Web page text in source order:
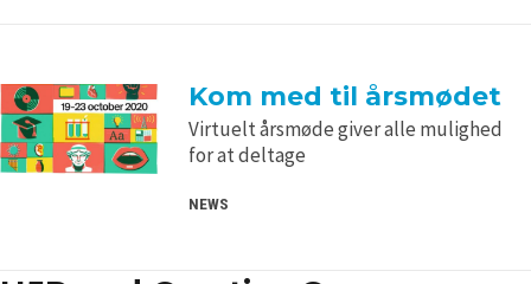
Kom med til årsmødet
Virtuelt årsmøde giver alle mulighed
for at deltage
NEWS